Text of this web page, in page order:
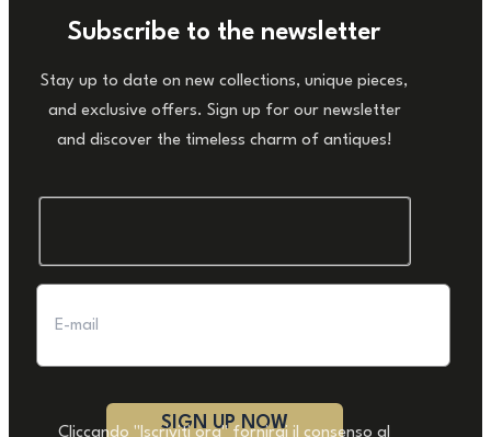
Subscribe to the newsletter
Stay up to date on new collections, unique pieces,
and exclusive offers. Sign up for our newsletter
and discover the timeless charm of antiques!
Cliccando "Iscriviti ora" fornirai il consenso al